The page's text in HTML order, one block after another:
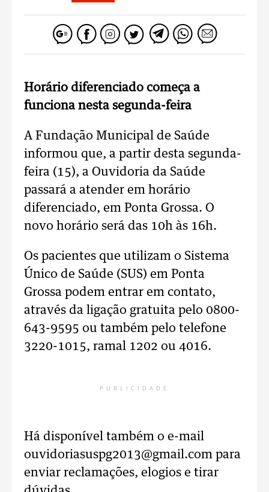
Horário diferenciado começa a
funciona nesta segunda-feira
A Fundação Municipal de Saúde
informou que, a partir desta segunda-
feira (15), a Ouvidoria da Saúde
passará a atender em horário
diferenciado, em Ponta Grossa. O
novo horário será das 10h às 16h.
Os pacientes que utilizam o Sistema
Único de Saúde (SUS) em Ponta
Grossa podem entrar em contato,
através da ligação gratuita pelo 0800-
643-9595 ou também pelo telefone
3220-1015, ramal 1202 ou 4016.
PUBLICIDADE
Há disponível também o e-mail
ouvidoriasuspg2013@gmail.com para
enviar reclamações, elogios e tirar